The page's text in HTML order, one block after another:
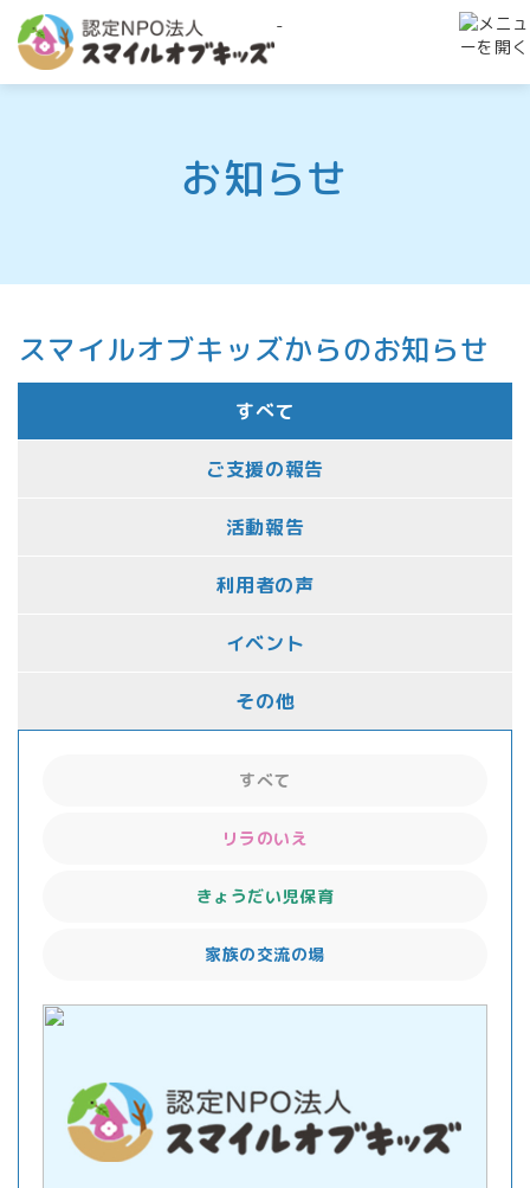
-
お知らせ
スマイルオブキッズからのお知らせ
すべて
ご支援の報告
活動報告
利用者の声
イベント
その他
すべて
リラのいえ
きょうだい児保育
家族の交流の場